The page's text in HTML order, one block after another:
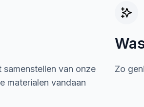
van onze
materialen vandaan
Zo